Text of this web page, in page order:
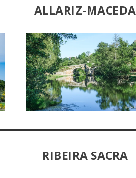
ALLARIZ-MACEDA
RIBEIRA SACRA